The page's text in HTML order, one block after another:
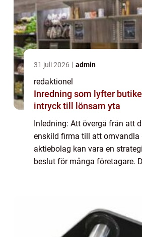
31 juli 2026 admin
redaktionel
Inredning som lyfter butiken från
intryck till lönsam yta
Inledning: Att övergå från att
enskild firma till att omvandla
aktiebolag kan vara en
beslut för många företagare.